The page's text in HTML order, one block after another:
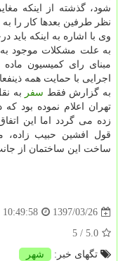
شود، گذشته از اینكه
نظر طرفین بعدها كار را
وی با اشاره به اینكه
اجرایی با حمایت همه
به گزارش فقط سفر
به
تهران اعلام نموده بود
زده می گردد اما این
قول افشین حبیب زاده،
ساخت این ساختمان از
1397/03/26
10:49:58
5.0
/ 5
تگهای خبر:
شهر